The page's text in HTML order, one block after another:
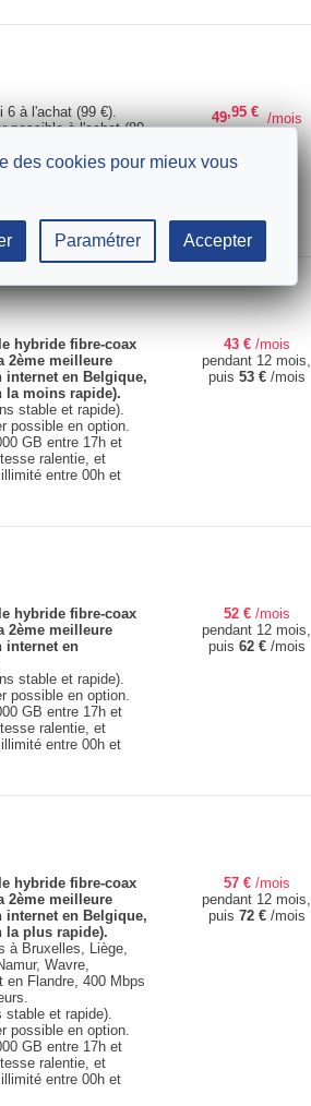
6 à l'achat (99 €).
possible à l'achat (89
matériel avant la
49,95 € /mois
hybride fibre-coax
2ème meilleure
internet en Belgique,
la moins rapide).
stable et rapide).
possible en option.
GB entre 17h et
ralentie, et
entre 00h et
43 € /mois
pendant 12 mois,
puis 53 €/mois
hybride fibre-coax
2ème meilleure
internet en
stable et rapide).
possible en option.
GB entre 17h et
ralentie, et
entre 00h et
52 € /mois
pendant 12 mois,
puis 62 €/mois
hybride fibre-coax
2ème meilleure
internet en Belgique,
la plus rapide).
à Bruxelles, Liège,
Wavre,
en Flandre, 400 Mbps
stable et rapide).
possible en option.
GB entre 17h et
ralentie, et
entre 00h et
57 € /mois
pendant 12 mois,
puis 72 €/mois
des cookies pour mieux vous
Paramétrer Accepter